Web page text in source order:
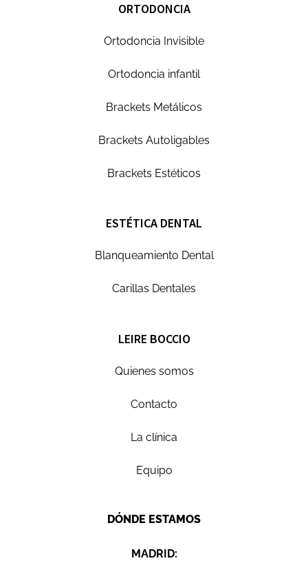
ORTODONCIA
Ortodoncia Invisible
Ortodoncia infantil
Brackets Metálicos
Brackets Autoligables
Brackets Estéticos
ESTÉTICA DENTAL
Blanqueamiento Dental
Carillas Dentales
LEIRE BOCCIO
Quienes somos
Contacto
La clínica
Equipo
DÓNDE ESTAMOS
MADRID: